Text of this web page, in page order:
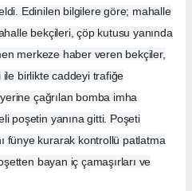
Edinilen bilgilere göre; mahalle
bekçileri, çöp kutusu yanında
merkeze haber veren bekçiler,
birlikte caddeyi trafiğe
çağrılan bomba imha
poşetin yanına gitti. Poşeti
fünye kurarak kontrollü patlatma
bayan iç çamaşırları ve